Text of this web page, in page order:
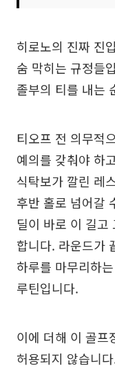
히로노의 진짜 진
숨 막히는 규정들
졸부의 티를 내는
티오프 전 의무적
예의를 갖춰야 하
식탁보가 깔린 레
후반 홀로 넘어갈
딜이 바로 이 길고
합니다. 라운드가
하루를 마무리하
루틴입니다.
이에 더해 이 골프
허용되지 않습니